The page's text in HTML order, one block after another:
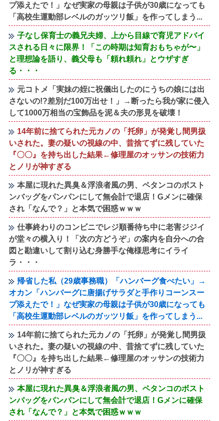
プ添えたで！」なぜ実家の母親は子供が30歳になっても
「高校生運動部レベルのガッツリ飯」を作ってしまう...
子なし保育士の義兄夫婦、上から目線で育児アドバイ
スされる日々に限界！「この時期は知育おもちゃが〜」
と理想論を語り、義父母も「頼れ頼れ」とウザすぎ
る・・・
元コトメ「実妹の姪に祝儀出したのにうちの娘には出
さないの!?差別だ100万出せ！」→断ったら我が家に侵入
して1000万相当の宝飾品を泥＆夫の形見を破壊！
14年前に捨てられた元カノの「托卵」が発覚し間男扱
いされた。妻の疑いの視線の中、昔捨てずに残していた
『〇〇』を持ち出した結果←修理屋のオッサンの技術力
とノリが神すぎる
本屋に現れた異臭＆浮浪者風の男、ペタンコのボスト
ンバッグをパンパンにして無会計で退店！Gメンに確保
され「なんで？」と本気で困惑ｗｗｗ
仕事終わりのコンビニでレジ順番待ち中に老害ジジイ
が堂々の横入り！「次の方どうぞ」の案内を自分への合
図と勘違いして割り込む身勝手な俺様思考にイライ
ラ・・・
帰省した私（29歳事務職）「ハンバーグ食べたい」→
オカン「ハンバーグに唐揚げサラダと手作りコーンスー
プ添えたで！」なぜ実家の母親は子供が30歳になっても
「高校生運動部レベルのガッツリ飯」を作ってしまう...
14年前に捨てられた元カノの「托卵」が発覚し間男扱
いされた。妻の疑いの視線の中、昔捨てずに残していた
『〇〇』を持ち出した結果←修理屋のオッサンの技術力
とノリが神すぎる
本屋に現れた異臭＆浮浪者風の男、ペタンコのボスト
ンバッグをパンパンにして無会計で退店！Gメンに確保
され「なんで？」と本気で困惑ｗｗｗ